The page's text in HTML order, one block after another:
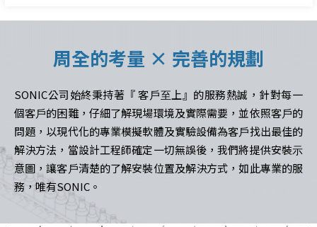
周全的考量 × 完善的規劃
SONIC公司始終秉持著『 客⼾⾄上』的服務熱誠，針對每⼀
個客⼾的困難，仔細了解現場環境及實際需要，並依照客⼾的
問題，以現代化的專業模擬軟體及實驗設備為客⼾找出最佳的
解決⽅法，當設計⼯程師確定⼀切無誤後，我們將提供安裝⽰
意圖，讓客⼾清楚的了解安裝位置及解決⽅式，如此專業的服
務，唯有SONIC。